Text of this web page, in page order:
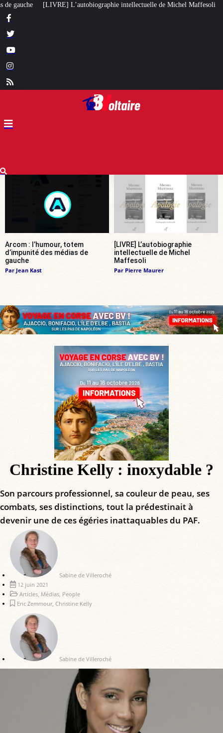
intellectuelle de Michel Maffesoli Pour regagner son influence en
Arcom : l’humour, totem
d’impunité des médias de
gauche
Par Jean Kast
[LIVRE] L’autobiographie
intellectuelle de Michel
Maffesoli
Par Pierre Maurer
Christine Kelly : inoxydable ?
Son parcours professionnel, sa couleur de peau, ses
combats, ses distinctions, tout la prédestinait à
devenir une de ces égéries inattaquables du PAF.
Sabine de Villeroché
12 juin 2021
Articles Médias People
Eric Zemmour, Christine Kelly
Sabine de Villeroché